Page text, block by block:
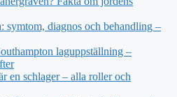
symtom, diagnos och behandling –
laguppställning –
en schlager – alla roller och